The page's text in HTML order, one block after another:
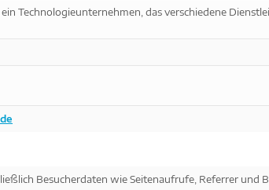
Technologieunternehmen, das verschiedene
Besucherdaten wie Seitenaufrufe, Referrer und